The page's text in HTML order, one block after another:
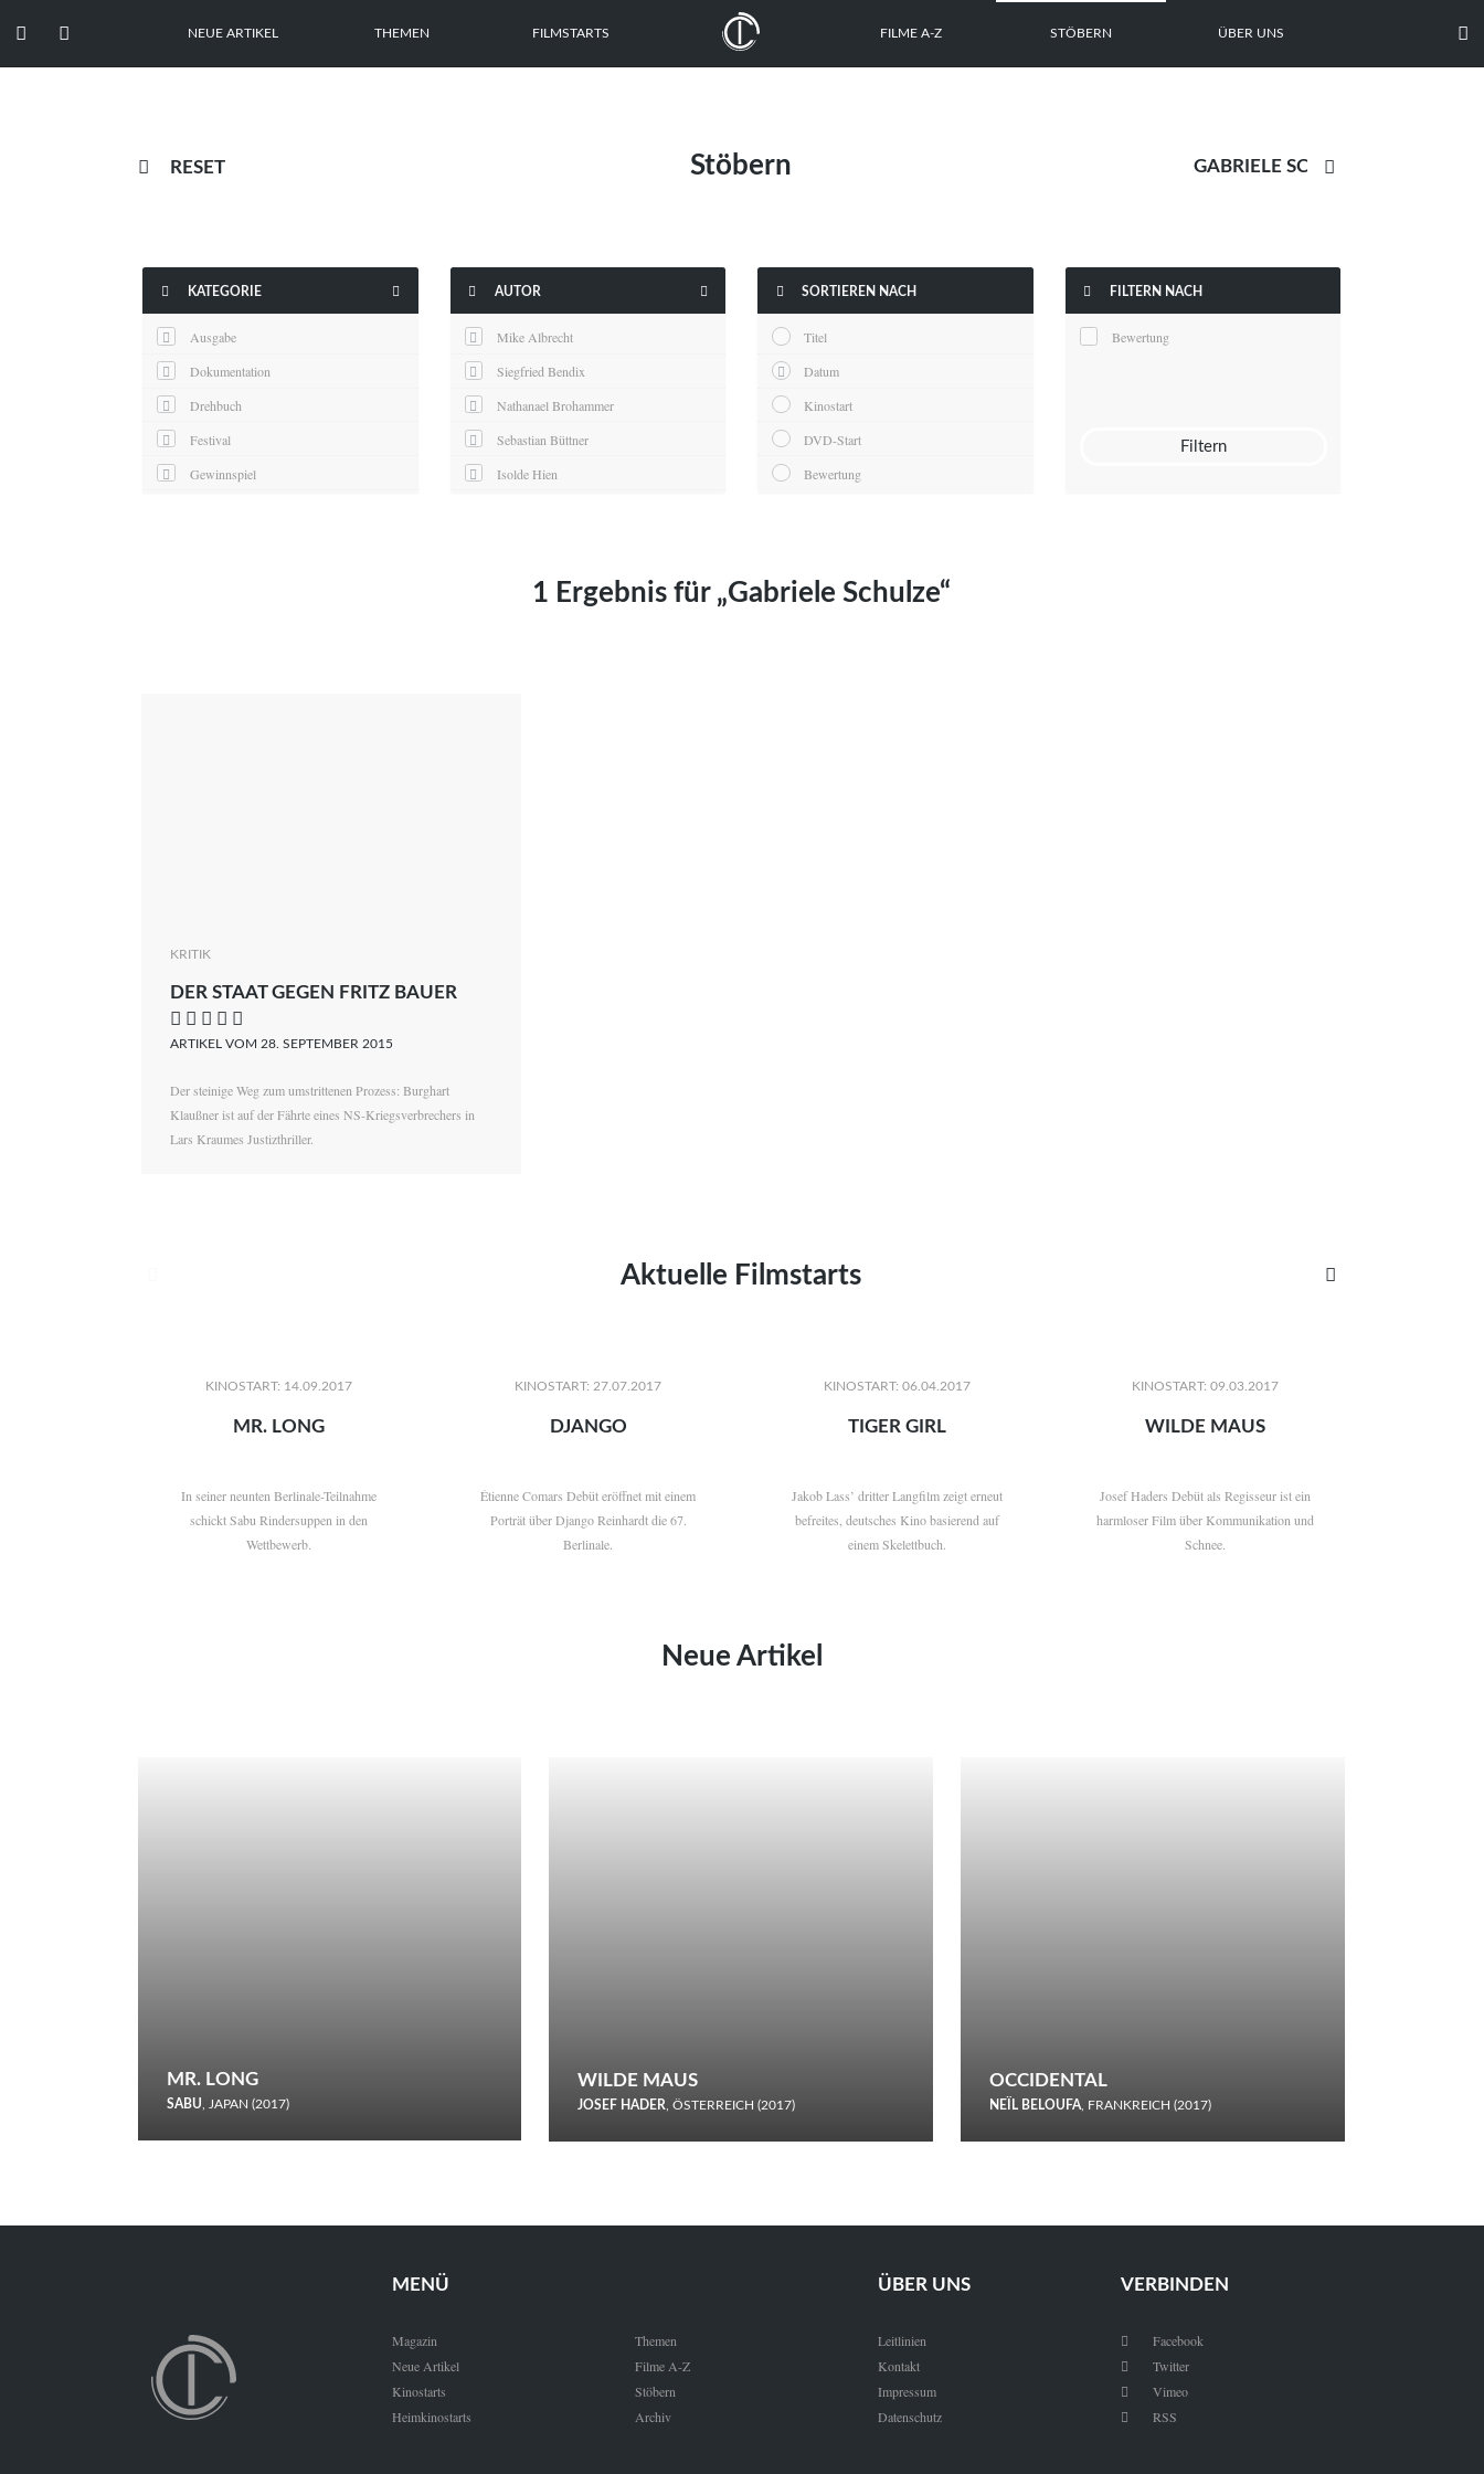
  NEUE ARTIKEL THEMEN FILMSTARTS FILME A-Z STÖBERN ÜBER UNS 
 RESET Stöbern 
 KATEGORIE 
Ausgabe
Dokumentation
Drehbuch
Festival
Gewinnspiel
 AUTOR 
Mike Albrecht
Siegfried Bendix
Nathanael Brohammer
Sebastian Büttner
Isolde Hien
Maximilian Kosing
 SORTIEREN NACH
Titel
Datum
Kinostart
DVD-Start
Bewertung
 FILTERN NACH
Bewertung
Filtern
1 Ergebnis für „Gabriele Schulze“
KRITIK
DER STAAT GEGEN FRITZ BAUER
    
ARTIKEL VOM 28. SEPTEMBER 2015
Der steinige Weg zum umstrittenen Prozess: Burghart
Klaußner ist auf der Fährte eines NS-Kriegsverbrechers in
Lars Kraumes Justizthriller.
Aktuelle Filmstarts 
KINOSTART: 14.09.2017
MR. LONG
In seiner neunten Berlinale-Teilnahme
schickt Sabu Rindersuppen in den
Wettbewerb.
KINOSTART: 27.07.2017
DJANGO
Étienne Comars Debüt eröffnet mit einem
Porträt über Django Reinhardt die 67.
Berlinale.
KINOSTART: 06.04.2017
TIGER GIRL
Jakob Lass’ dritter Langfilm zeigt erneut
befreites, deutsches Kino basierend auf
einem Skelettbuch.
KINOSTART: 09.03.2017
WILDE MAUS
Josef Haders Debüt als Regisseur ist ein
harmloser Film über Kommunikation und
Schnee.
Neue Artikel
MR. LONG
SABU, JAPAN (2017)
den Wettbewerb.
WILDE MAUS
JOSEF HADER, ÖSTERREICH (2017)
Schnee.
OCCIDENTAL
NEÏL BELOUFA, FRANKREICH (2017)
MENÜ
Magazin
Neue Artikel
Kinostarts
Heimkinostarts
Themen
Filme A-Z
Stöbern
Archiv
ÜBER UNS
Leitlinien
Kontakt
Impressum
Datenschutz
VERBINDEN
 Facebook
 Twitter
 Vimeo
 RSS